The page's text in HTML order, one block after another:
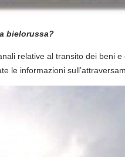
bielorussa?
relative al transito dei beni
le informazioni